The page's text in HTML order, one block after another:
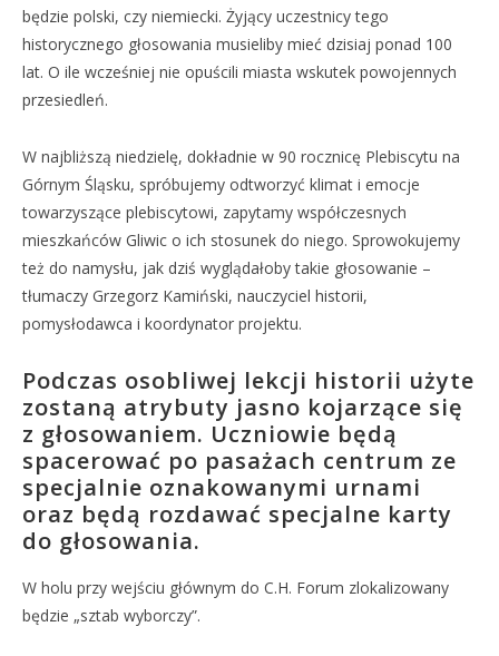
będzie polski, czy niemiecki. Żyjący uczestnicy tego
historycznego głosowania musieliby mieć dzisiaj ponad 100
lat. O ile wcześniej nie opuścili miasta wskutek powojennych
przesiedleń.
W najbliższą niedzielę, dokładnie w 90 rocznicę Plebiscytu na
Górnym Śląsku, spróbujemy odtworzyć klimat i emocje
towarzyszące plebiscytowi, zapytamy współczesnych
mieszkańców Gliwic o ich stosunek do niego. Sprowokujemy
też do namysłu, jak dziś wyglądałoby takie głosowanie –
tłumaczy Grzegorz Kamiński, nauczyciel historii,
pomysłodawca i koordynator projektu.
Podczas osobliwej lekcji historii użyte
zostaną atrybuty jasno kojarzące się
z głosowaniem. Uczniowie będą
spacerować po pasażach centrum ze
specjalnie oznakowanymi urnami
oraz będą rozdawać specjalne karty
do głosowania.
W holu przy wejściu głównym do C.H. Forum zlokalizowany
będzie „sztab wyborczy”.